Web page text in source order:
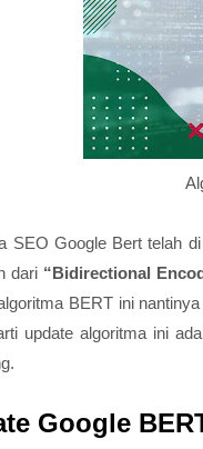
SEO Google Bert telah
dari “Bidirectional
BERT ini
update algoritma ini
Google